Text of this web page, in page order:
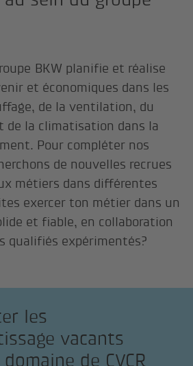
BKW planifie et réalise
et économiques dans les
de la ventilation, du
de la climatisation dans la
Pour compléter nos
de nouvelles recrues
métiers dans différentes
exercer ton métier dans un
et fiable, en collaboration
qualifiés expérimentés?
les
vacants
de CVCR